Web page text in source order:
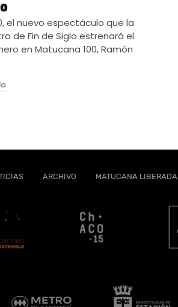
el nuevo espectáculo que la
de Fin de Siglo estrenará el
en Matucana 100, Ramón
"Chile Bi-200"
ARCHIVO MATUCANA LIBERADA